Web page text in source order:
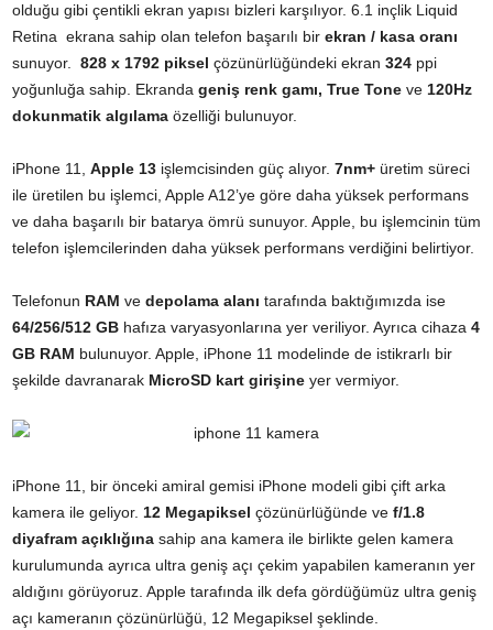
olduğu gibi çentikli ekran yapısı bizleri karşılıyor. 6.1 inçlik Liquid
Retina ekrana sahip olan telefon başarılı bir ekran / kasa oranı
sunuyor. 828 x 1792 piksel çözünürlüğündeki ekran 324 ppi
yoğunluğa sahip. Ekranda geniş renk gamı, True Tone ve 120Hz
dokunmatik algılama özelliği bulunuyor.
iPhone 11, Apple 13 işlemcisinden güç alıyor. 7nm+ üretim süreci
ile üretilen bu işlemci, Apple A12’ye göre daha yüksek performans
ve daha başarılı bir batarya ömrü sunuyor. Apple, bu işlemcinin tüm
telefon işlemcilerinden daha yüksek performans verdiğini belirtiyor.
Telefonun RAM ve depolama alanı tarafında baktığımızda ise
64/256/512 GB hafıza varyasyonlarına yer veriliyor. Ayrıca cihaza 4
GB RAM bulunuyor. Apple, iPhone 11 modelinde de istikrarlı bir
şekilde davranarak MicroSD kart girişine yer vermiyor.
iPhone 11, bir önceki amiral gemisi iPhone modeli gibi çift arka
kamera ile geliyor. 12 Megapiksel çözünürlüğünde ve f/1.8
diyafram açıklığına sahip ana kamera ile birlikte gelen kamera
kurulumunda ayrıca ultra geniş açı çekim yapabilen kameranın yer
aldığını görüyoruz. Apple tarafında ilk defa gördüğümüz ultra geniş
açı kameranın çözünürlüğü, 12 Megapiksel şeklinde.